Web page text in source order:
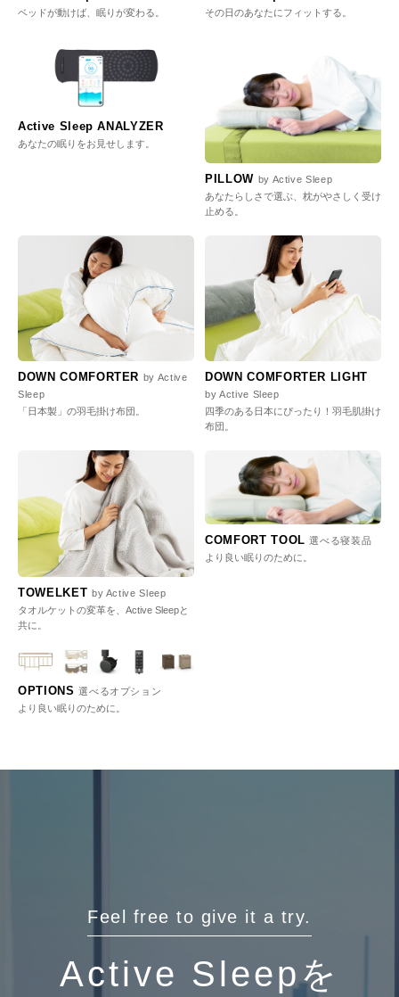
ベッドが動けば、眠りが変わる。 その日のあなたにフィットする。
Active Sleep ANALYZER
あなたの眠りをお見せします。
PILLOW by Active Sleep
あなたらしさで選ぶ、枕がやさしく受け
止める。
DOWN COMFORTER by Active
Sleep
「日本製」の羽毛掛け布団。
DOWN COMFORTER LIGHT
by Active Sleep
四季のある日本にぴったり！羽毛肌掛け
布団。
TOWELKET by Active Sleep
タオルケットの変革を、Active Sleepと
共に。
COMFORT TOOL選べる寝装品
より良い眠りのために。
OPTIONS選べるオプション
より良い眠りのために。
Feel free to give it a try.
Active Sleepを